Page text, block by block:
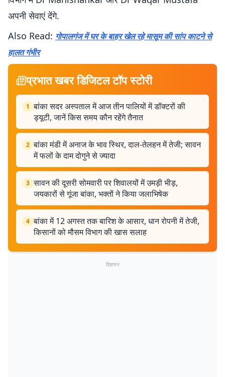
अपनी सेवाएं देंगे.
Also Read: गोपालगंज में घर के बाहर खेल रहे मासूम की सांप काटने से
हालत गंभीर
प्रभात खबर डिजिटल टॉप स्टोरी
1 बांका सदर अस्पताल में आज तीन पालियों में डॉक्टरों की
ड्यूटी, जानें किस समय कौन रहेंगे तैनात
2 बांका मंडी में अनाज के भाव स्थिर, दाल-तेलहन में तेजी; सावन
में फलों के दाम दोगुने से ज्यादा
3 सावन की दूसरी सोमवारी पर शिवालयों में उमड़ी भीड़,
जयकारों से गूंजा बांका, भक्तों ने किया जलाभिषेक
4 बांका में 12 अगस्त तक बारिश के आसार, धान रोपनी में तेजी,
किसानों को मौसम विभाग की खास सलाह
विज्ञापन